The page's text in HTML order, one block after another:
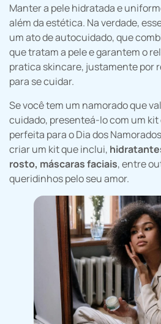
Manter a pele hidratada e
além da estética. Na verdade,
um ato de autocuidado, que
que tratam a pele e garantem o
pratica skincare, justamente por
para se cuidar.
Se você tem um namorado que
cuidado, presenteá-lo com um kit
perfeita para o Dia dos
criar um kit que inclui,
rosto, máscaras faciais, entre
queridinhos pelo seu amor.